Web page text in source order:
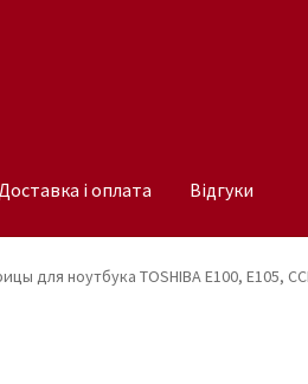
Доставка і оплата Відгуки
для ноутбука TOSHIBA E100, E105,